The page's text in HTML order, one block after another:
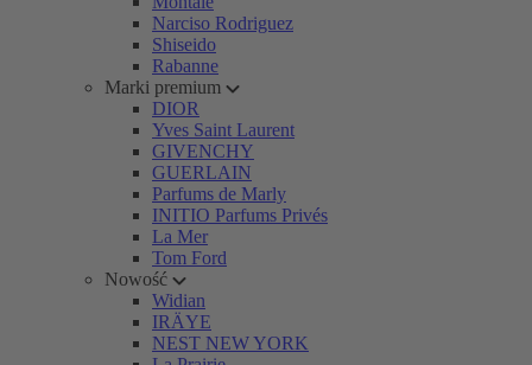
Narciso Rodriguez
Shiseido
Rabanne
Marki premium
DIOR
Yves Saint Laurent
GIVENCHY
GUERLAIN
Parfums de Marly
INITIO Parfums Privés
La Mer
Tom Ford
Nowość
Widian
IRÄYE
NEST NEW YORK